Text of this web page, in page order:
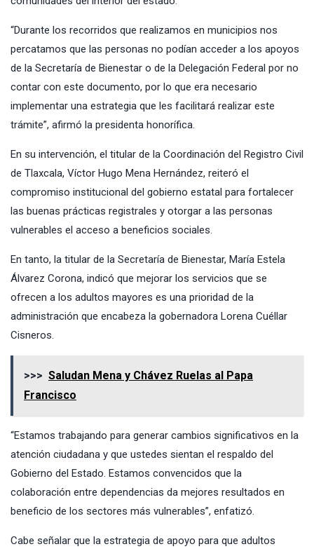
“Durante los recorridos que realizamos en municipios nos
percatamos que las personas no podían acceder a los apoyos
de la Secretaría de Bienestar o de la Delegación Federal por no
contar con este documento, por lo que era necesario
implementar una estrategia que les facilitará realizar este
trámite”, afirmó la presidenta honorífica.
En su intervención, el titular de la Coordinación del Registro Civil
de Tlaxcala, Víctor Hugo Mena Hernández, reiteró el
compromiso institucional del gobierno estatal para fortalecer
las buenas prácticas registrales y otorgar a las personas
vulnerables el acceso a beneficios sociales.
En tanto, la titular de la Secretaría de Bienestar, María Estela
Álvarez Corona, indicó que mejorar los servicios que se
ofrecen a los adultos mayores es una prioridad de la
administración que encabeza la gobernadora Lorena Cuéllar
Cisneros.
>>> Saludan Mena y Chávez Ruelas al Papa
Francisco
“Estamos trabajando para generar cambios significativos en la
atención ciudadana y que ustedes sientan el respaldo del
Gobierno del Estado. Estamos convencidos que la
colaboración entre dependencias da mejores resultados en
beneficio de los sectores más vulnerables”, enfatizó.
Cabe señalar que la estrategia de apoyo para que adultos